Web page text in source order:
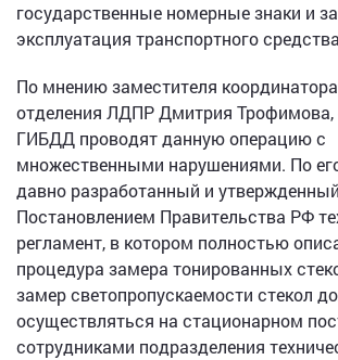
государственные номерные знаки и
эксплуатация транспортного
По мнению заместителя
отделения ЛДПР Дмитрия Трофимова,
ГИБДД проводят данную операцию с
множественными нарушениями. По
давно разработанный и утвержденный
Постановлением Правительства РФ
регламент, в котором полностью
процедура замера тонированных
замер светопропускаемости стекол
осуществляться на стационарном
сотрудниками подразделения